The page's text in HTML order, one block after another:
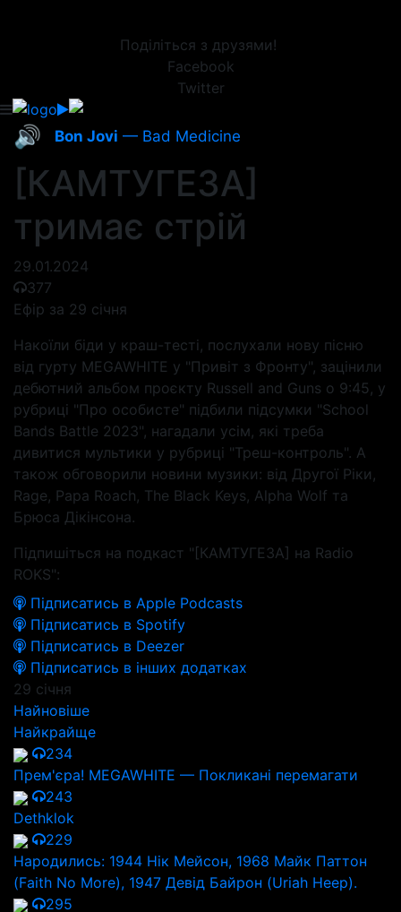
Поділіться з друзями!
Facebook
Twitter
🔊 Bon Jovi — Bad Medicine
[КАМТУГЕЗА]
тримає стрій
29.01.2024
377
Ефір за 29 січня
Накоїли біди у краш-тесті, послухали нову пісню
від гурту MEGAWHITE у "Привіт з Фронту", зацінили
дебютний альбом проєкту Russell and Guns о 9:45, у
рубриці "Про особисте" підбили підсумки "School
Bands Battle 2023", нагадали усім, які треба
дивитися мультики у рубриці "Треш-контроль". А
також обговорили новини музики: від Другої Ріки,
Rage, Papa Roach, The Black Keys, Alpha Wolf та
Брюса Дікінсона.
Підпишіться на подкаст "[КАМТУГЕЗА] на Radio
ROKS":
Підписатись в Apple Podcasts
Підписатись в Spotify
Підписатись в Deezer
Підписатись в інших додатках
29 січня
Найновіше
Найкрайще
234
Прем'єра! MEGAWHITE — Покликані перемагати
243
Dethklok
229
Народились: 1944 Нік Мейсон, 1968 Майк Паттон
(Faith No More), 1947 Девід Байрон (Uriah Heep).
295